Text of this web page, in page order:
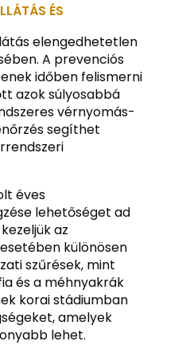
ÉS
elengedhetetlen
A prevenciós
időben felismerni
azok súlyosabbá
vérnyomás-
segíthet
éves
lehetőséget ad
az
különösen
szűrések, mint
és a méhnyakrák
korai stádiumban
amelyek
lehet.